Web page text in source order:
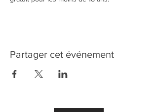
Partager cet événement